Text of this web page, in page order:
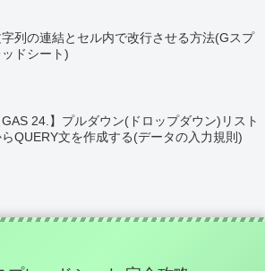
列の連結とセル内で改行させる方法(Gスプ
ッドシート)
GAS 24.】プルダウン(ドロップダウン)リスト
QUERY文を作成する(データの入力規則)